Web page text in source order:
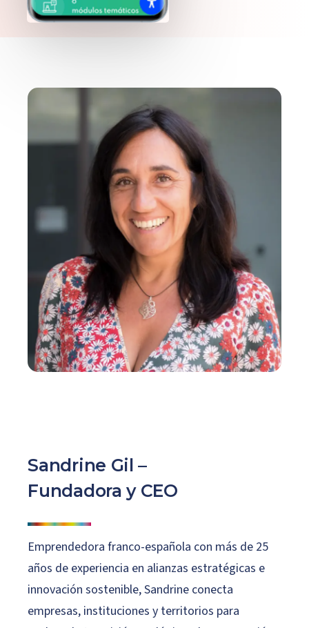
Sandrine Gil –
Fundadora y CEO
Emprendedora franco-española con más de 25
años de experiencia en alianzas estratégicas e
innovación sostenible, Sandrine conecta
empresas, instituciones y territorios para